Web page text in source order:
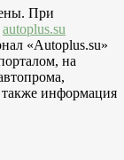
При
autoplus.su
«Autoplus.su»
на
также информация